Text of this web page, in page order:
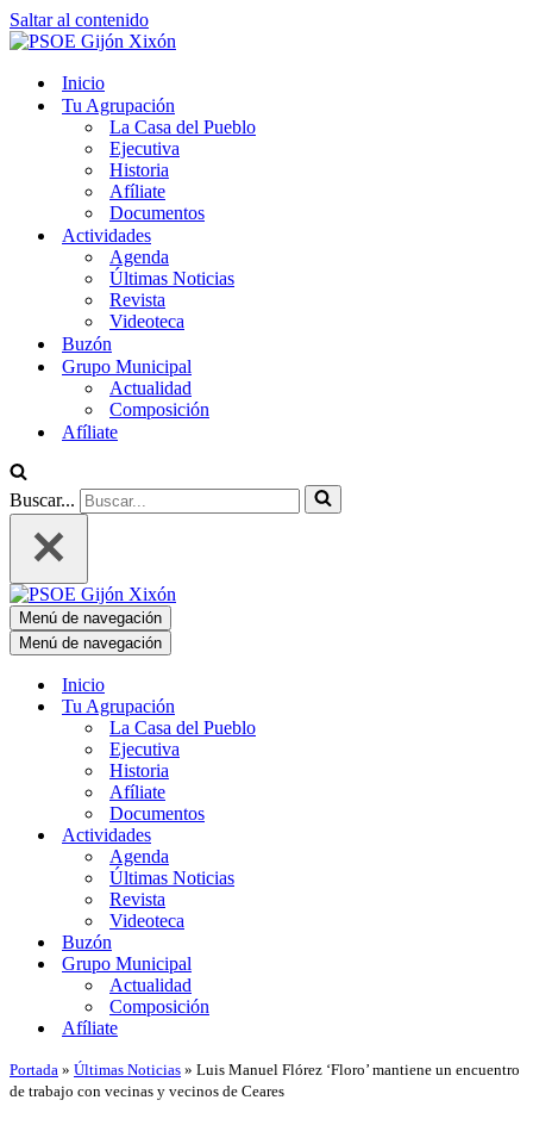
Saltar al contenido
Inicio
Tu Agrupación
La Casa del Pueblo
Ejecutiva
Historia
Afíliate
Documentos
Actividades
Agenda
Últimas Noticias
Revista
Videoteca
Buzón
Grupo Municipal
Actualidad
Composición
Afíliate
Buscar...
Menú de navegación
Menú de navegación
Inicio
Tu Agrupación
La Casa del Pueblo
Ejecutiva
Historia
Afíliate
Documentos
Actividades
Agenda
Últimas Noticias
Revista
Videoteca
Buzón
Grupo Municipal
Actualidad
Composición
Afíliate
Portada » Últimas Noticias » Luis Manuel Flórez ‘Floro’ mantiene un encuentro
de trabajo con vecinas y vecinos de Ceares